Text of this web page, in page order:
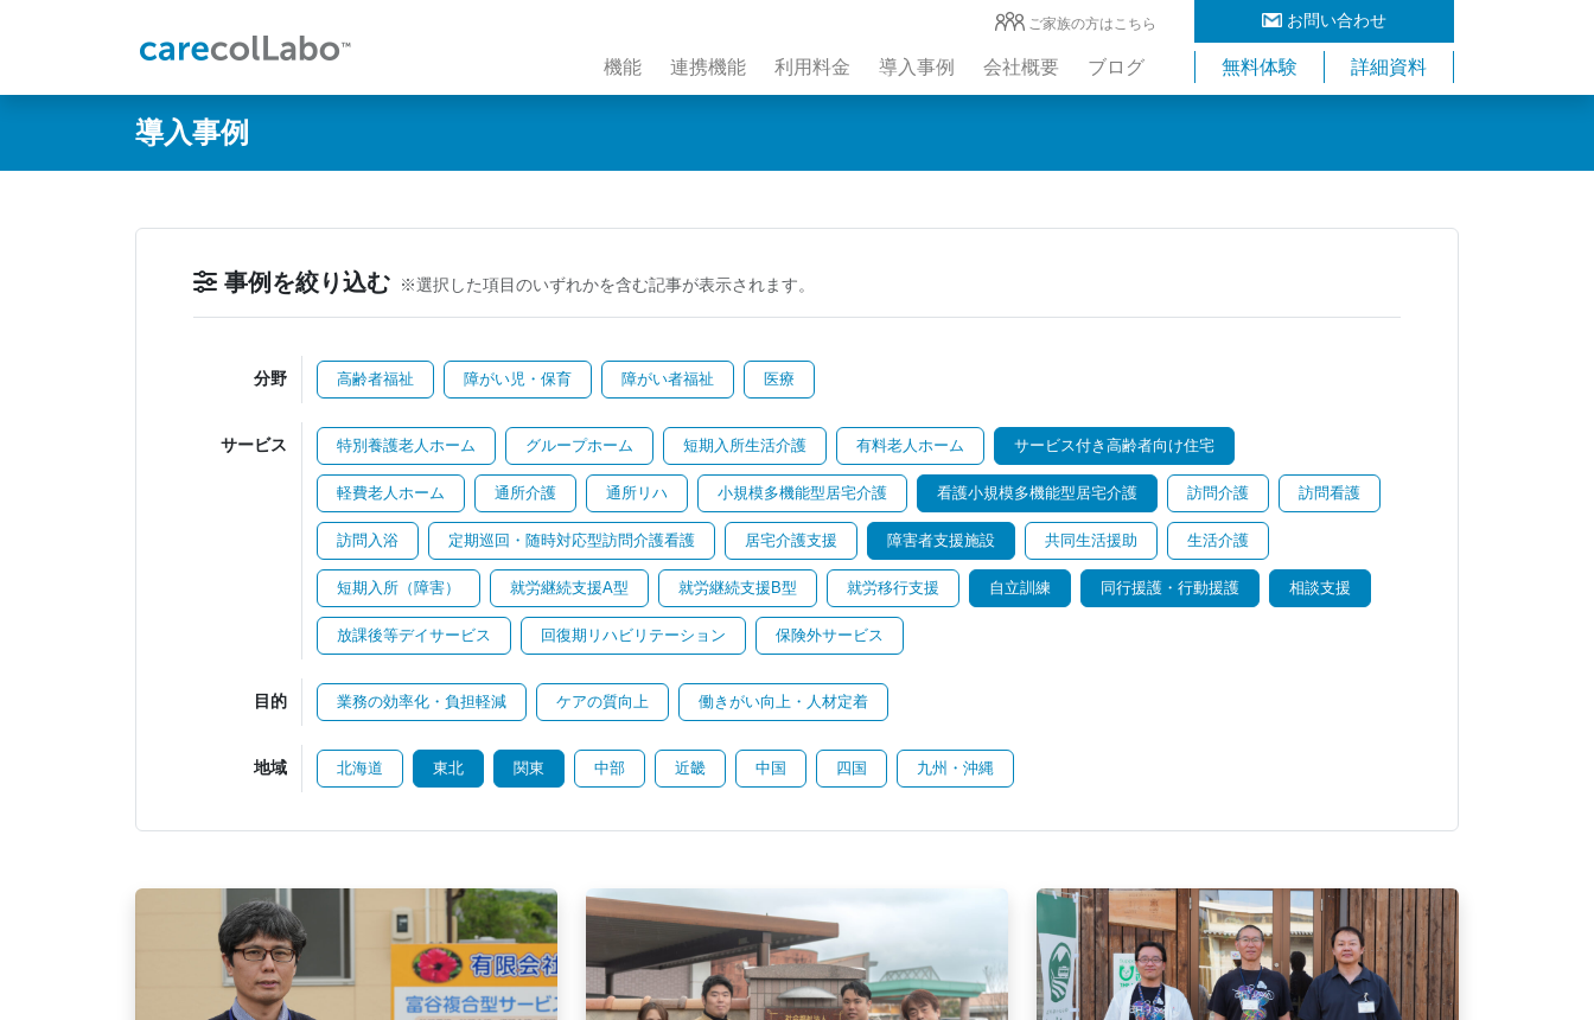
お問い合わせ
ご家族の方はこちら
機能 連携機能 利用料金 導入事例 会社概要 ブログ 無料体験 詳細資料
導入事例
事例を絞り込む ※選択した項目のいずれかを含む記事が表示されます。
分野 高齢者福祉 障がい児・保育 障がい者福祉 医療
サービス 特別養護老人ホーム グループホーム 短期入所生活介護 有料老人ホーム サービス付き高齢者向け住宅
軽費老人ホーム 通所介護 通所リハ 小規模多機能型居宅介護 看護小規模多機能型居宅介護 訪問介護 訪問看護
訪問入浴 定期巡回・随時対応型訪問介護看護 居宅介護支援 障害者支援施設 共同生活援助 生活介護
短期入所（障害） 就労継続支援A型 就労継続支援B型 就労移行支援 自立訓練 同行援護・行動援護 相談支援
放課後等デイサービス 回復期リハビリテーション 保険外サービス
目的 業務の効率化・負担軽減 ケアの質向上 働きがい向上・人材定着
地域 北海道 東北 関東 中部 近畿 中国 四国 九州・沖縄